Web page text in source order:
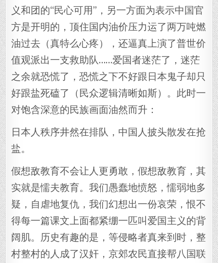
义和团的“民心可用”，另一方面为表示中国官
方是开明的，顶住国内油价压力运了两万吨燃
油过去（真特么心疼），还逼真上演了普世价
值观派出一支救助队……爱国者迷茫了，迷茫
之余就恐慌了，恐慌之下不好跟日本鬼子却只
好跟盐死磕了（民众逻辑清晰如斯）。此时一
对饱含深意的民族画面油然而升：
日本人秩序井然在排队，中国人披头散发在抢
盐。
假想敌教育不会让人更勇敢，假想敌教育，其
实就是懦夫教育。我们愚蠢地愤怒，懦弱地多
疑，自虐地复仇，我们幻想出一份哀荣，恨不
得每一篇课文上面都紧绷一匹叫爱国主义的背
阔肌。历史有趣的是，等侵略者真来到时，整
村整村的人成了汉奸，京郊农民直接帮八国联